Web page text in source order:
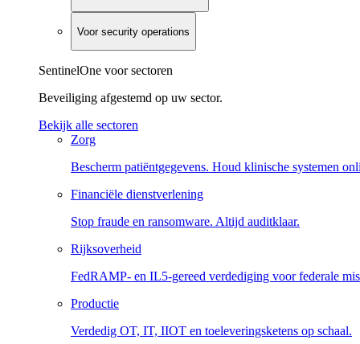
Voor security operations
SentinelOne voor sectoren
Beveiliging afgestemd op uw sector.
Bekijk alle sectoren
Zorg
Bescherm patiëntgegevens. Houd klinische systemen
Financiële dienstverlening
Stop fraude en ransomware. Altijd auditklaar.
Rijksoverheid
FedRAMP- en IL5-gereed verdediging voor federale
Productie
Verdedig OT, IT, IIOT en toeleveringsketens op schaal.